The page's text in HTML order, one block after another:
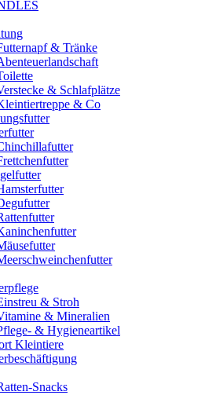
& Tränke
& Schlafplätze
& Co
& Stroh
& Mineralien
& Hygieneartikel
Kleintiere
Snacks